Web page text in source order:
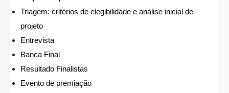
Triagem: critérios de elegibilidade e análise inicial de
projeto
Entrevista
Banca Final
Resultado Finalistas
Evento de premiação